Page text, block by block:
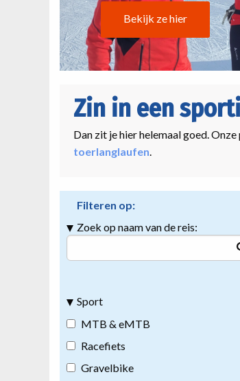
Bekijk ze hier
Zin in een
Dan zit je hier helemaal goed.
toerlanglaufen.
Filteren op:
Zoek op naam van de reis:
Sport
MTB & eMTB
Racefiets
Gravelbike